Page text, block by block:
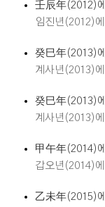
壬辰年(2012)
임진년(2012)
癸巳年(2013)
계사년(2013)
癸巳年(2013)
계사년(2013)
甲午年(2014)
갑오년(2014)
乙未年(2015)